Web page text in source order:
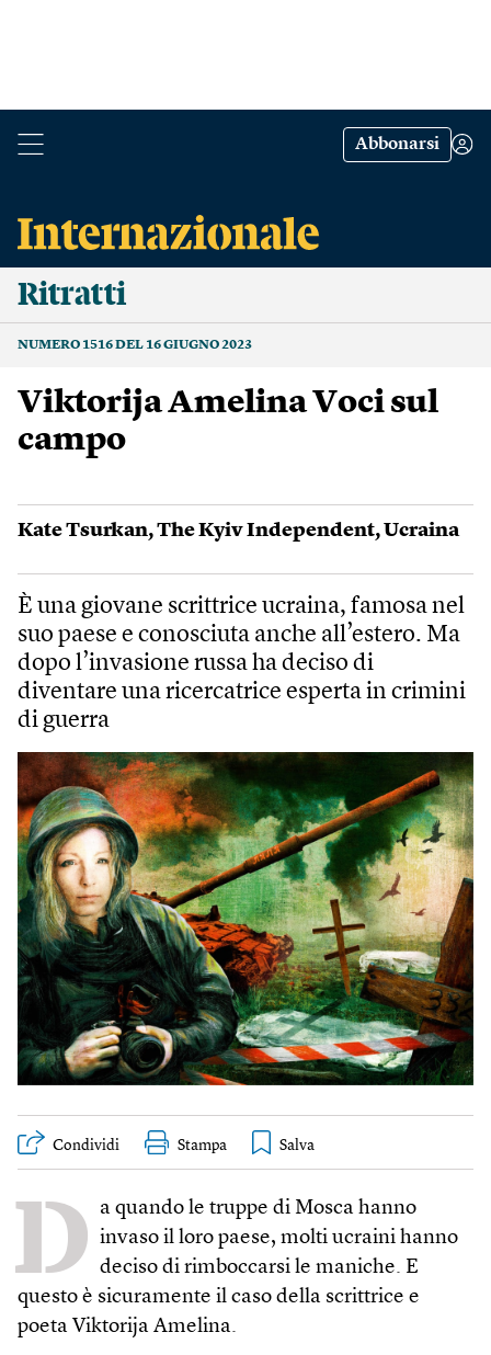
Abbonarsi
Ritratti
NUMERO 1516 DEL 16 GIUGNO 2023
Viktorija Amelina Voci sul
campo
Kate Tsurkan,The Kyiv Independent,Ucraina
È una giovane scrittrice ucraina, famosa nel
suo paese e conosciuta anche all’estero. Ma
dopo l’invasione russa ha deciso di
diventare una ricercatrice esperta in crimini
di guerra
Condividi Stampa
D
a quando le truppe di Mosca hanno
invaso il loro paese, molti ucraini hanno
deciso di rimboccarsi le maniche. E
questo è sicuramente il caso della scrittrice e
poeta Viktorija Amelina.